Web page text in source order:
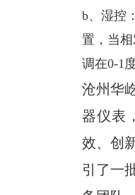
b、湿控
置，当
调在0-1
沧州华
器仪表
效、创
引了一